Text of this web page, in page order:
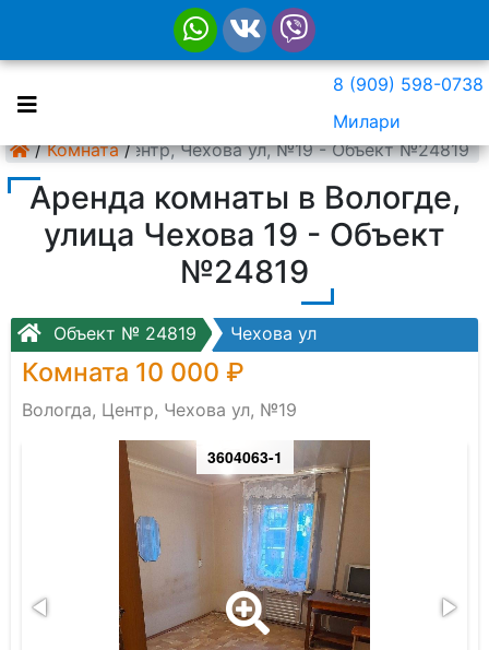
8 (909) 598-0738
Милари
/ Комната /
Вологда, Центр, Чехова ул, №19 - Объект №24819
Аренда комнаты в Вологде,
улица Чехова 19 - Объект
№24819
Объект № 24819 Чехова ул
Комната 10 000 ₽
Вологда, Центр, Чехова ул, №19
3604063-1